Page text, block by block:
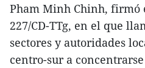
Pham Minh Chinh, firmó
227/CD-TTg, en el que
sectores y autoridades
centro-sur a